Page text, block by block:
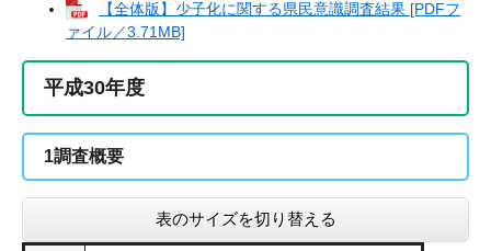
【全体版】少子化に関する県民意識調査結果 [PDFフ
ァイル／3.71MB]
平成30年度
1調査概要
表のサイズを切り替える